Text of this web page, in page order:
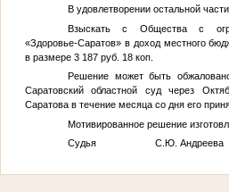
В удовлетворении остальной части
Взыскать с Общества с
«Здоровье-Саратов» в доход местного
в размере 3 187 руб. 18 коп.
Решение может быть
Саратовский областной суд через
Саратова в течение месяца со дня его
Мотивированное решение
Судья С.Ю. Андреева